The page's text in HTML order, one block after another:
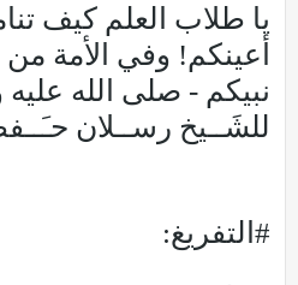
يا طلاب العلم كيف
أعينكم! وفي الأمة
نبيكم - صلى الله
للشَــيخ رســلان
#التفريغ: